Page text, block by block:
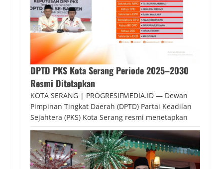
DPTD PKS Kota Serang Periode 2025–2030
Resmi Ditetapkan
KOTA SERANG | PROGRESIFMEDIA.ID — Dewan
Pimpinan Tingkat Daerah (DPTD) Partai Keadilan
Sejahtera (PKS) Kota Serang resmi menetapkan